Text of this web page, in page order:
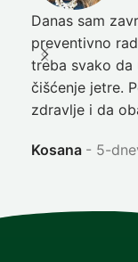
Danas sam
preventivno
treba svako da
čišćenje jetre.
zdravlje i da
Kosana 5-